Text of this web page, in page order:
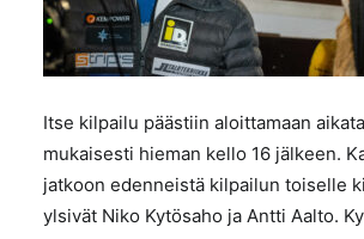
Itse kilpailu päästiin aloittamaan ai
mukaisesti hieman kello 16 jälkeen.
jatkoon edenneistä kilpailun toiselle
ylsivät Niko Kytösaho ja Antti Aalto.